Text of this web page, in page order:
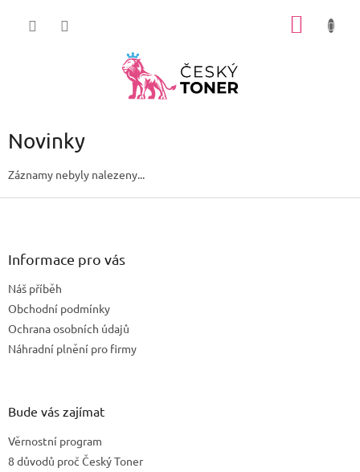
Novinky
Záznamy nebyly nalezeny...
Z
Informace pro vás
Náš příběh
Obchodní podmínky
Ochrana osobních údajů
Náhradní plnění pro firmy
Bude vás zajímat
Věrnostní program
8 důvodů proč Český Toner